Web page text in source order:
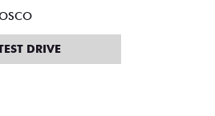
DRIVE